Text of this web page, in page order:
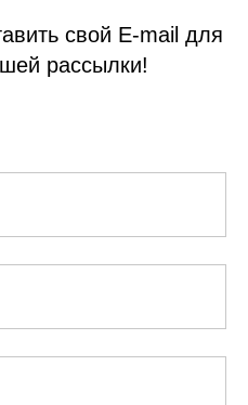
свой E-mail для
рассылки!